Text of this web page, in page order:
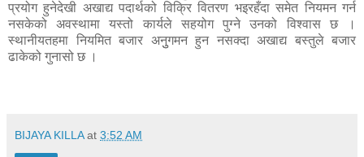
प्रयोग हुनेदेखी अखाद्य पदार्थको विक्रि वितरण भइरहँदा समेत नियमन गर्न
नसकेको अवस्थामा यस्तो कार्यले सहयोग पुग्ने उनको विश्वास छ ।
स्थानीयतहमा नियमित बजार अनुुगमन हुन नसक्दा अखाद्य बस्तुले बजार
ढाकेको गुनासो छ ।
BIJAYA KILLAat 3:52 AM